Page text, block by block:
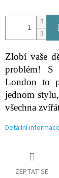
Zlobí vaše
problém! S
London to
jednom
všechna
Detailní informace
ZEPTAT SE